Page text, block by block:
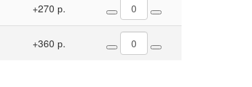
+270 р.
+360 р.